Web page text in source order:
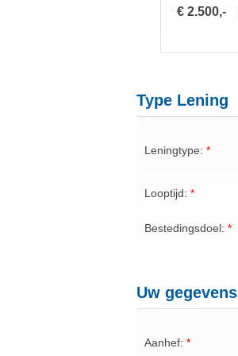
€ 2.500,-
Type Lening
Leningtype:
Looptijd:
Bestedingsdoel:
Uw gegevens
Aanhef: